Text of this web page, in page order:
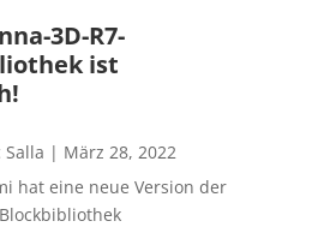
3D-R7-
ist
Salla | März 28, 2022
hat eine neue Version der